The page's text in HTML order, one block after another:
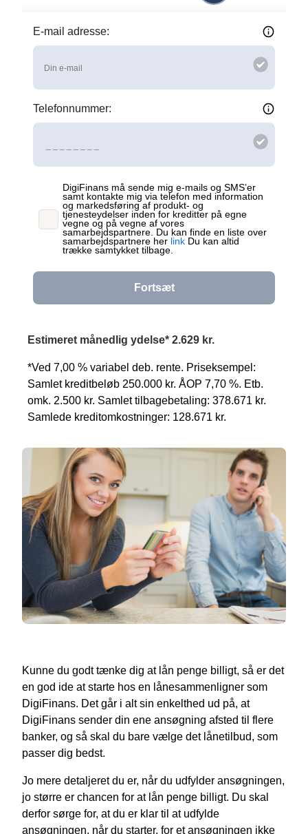
E-mail adresse:
Telefonnummer:
DigiFinans må sende mig e-mails og SMS’er
samt kontakte mig via telefon med information
og markedsføring af produkt- og
tjenesteydelser inden for kreditter på egne
vegne og på vegne af vores
samarbejdspartnere. Du kan finde en liste over
samarbejdspartnere her linkDu kan altid
trække samtykket tilbage.
Fortsæt
Estimeret månedlig ydelse* 2.629 kr.
*Ved 7,00 % variabel deb. rente. Priseksempel:
Samlet kreditbeløb 250.000 kr. ÅOP 7,70 %. Etb.
omk. 2.500 kr. Samlet tilbagebetaling: 378.671 kr.
Samlede kreditomkostninger: 128.671 kr.
Kunne du godt tænke dig at lån penge billigt, så er det
en god ide at starte hos en lånesammenligner som
DigiFinans. Det går i alt sin enkelthed ud på, at
DigiFinans sender din ene ansøgning afsted til flere
banker, og så skal du bare vælge det lånetilbud, som
passer dig bedst.
Jo mere detaljeret du er, når du udfylder ansøgningen,
jo større er chancen for at lån penge billigt. Du skal
derfor sørge for, at du er klar til at udfylde
ansøgningen, når du starter, for et ansøgningen ikke